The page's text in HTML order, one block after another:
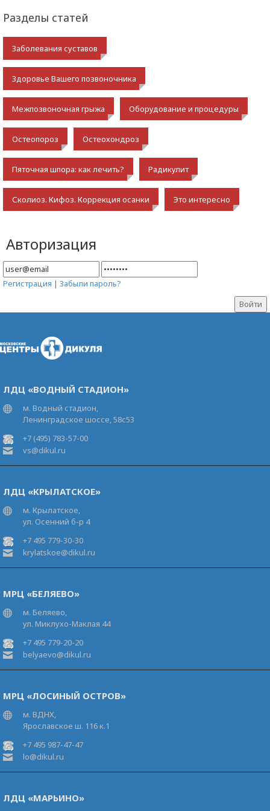
Разделы статей
Заболевания суставов
Здоровье Вашего позвоночника
Межпозвоночная грыжа Оборудование и процедуры
Остеопороз Остеохондроз
Пяточная шпора: как лечить? Радикулит
Сколиоз. Кифоз. Коррекция осанки Это интересно
Авторизация
Регистрация | Забыли пароль?
ЛДЦ «ВОДНЫЙ СТАДИОН»
м. Водный стадион,
Ленинградское шоссе, 58с53
+7 (495) 783-57-00
vs@dikul.ru
ЛДЦ «КРЫЛАТСКОЕ»
м. Крылатское,
ул. Осенний б-р 4
+7 495 779-30-30
krylatskoe@dikul.ru
МРЦ «БЕЛЯЕВО»
м. Беляево,
ул. Миклухо-Маклая 44
+7 495 779-20-20
belyaevo@dikul.ru
МРЦ «ЛОСИНЫЙ ОСТРОВ»
м. ВДНХ,
Ярославское ш. 116 к.1
+7 495 987-47-47
lo@dikul.ru
ЛДЦ «МАРЬИНО»